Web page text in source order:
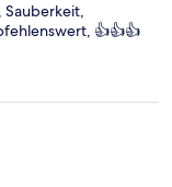
Sauberkeit,
👍👍👍